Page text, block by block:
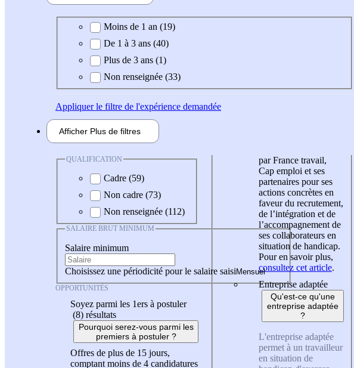
Expérience demandée
Moins de 1 an (19)
De 1 à 3 ans (40)
Plus de 3 ans (1)
Non renseignée (33)
Appliquerle filtre de l'expérience demandée
Afficher Plus de filtres
QUALIFICATION
Cadre (59)
Non cadre (73)
Non renseignée (112)
SALAIRE BRUT MINIMUM
Salaire minimum
Choisissez une périodicité pour le salaire saisi
OPPORTUNITÉS
Soyez parmi les 1ers à postuler
(8) résultats
Pourquoi serez-vous parmi les
premiers à postuler ?
Offres de plus de 15 jours,
comptant moins de 4 candidatures
par France travail,
Cap emploi et ses
partenaires pour ses
actions concrètes en
faveur du recrutement,
de l’intégration et de
l’accompagnement de
ses collaborateurs en
situation de handicap.
Pour en savoir plus,
consultez cet article.
Entreprise adaptée
Qu'est-ce qu'une
entreprise adaptée
?
L'entreprise adaptée
permet à un travailleur
en situation de